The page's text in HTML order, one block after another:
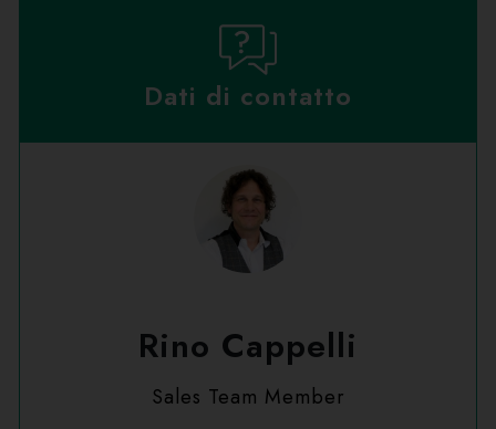
Dati di contatto
Rino Cappelli
Sales Team Member